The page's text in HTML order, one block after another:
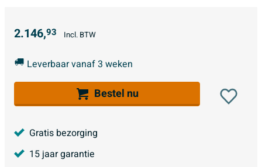
2.146,93 Incl. BTW
Leverbaar vanaf 3 weken
Bestel nu
Gratis bezorging
15 jaar garantie